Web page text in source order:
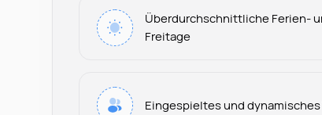
Überdurchschnittliche Ferien-
Freitage
Eingespieltes und dynamisches